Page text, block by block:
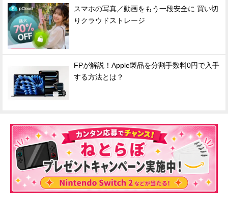
スマホの写真／動画をもう一段安全に 買い切
りクラウドストレージ
FPが解説！Apple製品を分割手数料0円で入手
する方法とは？